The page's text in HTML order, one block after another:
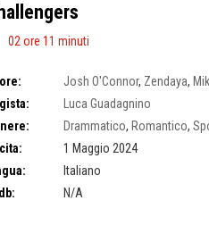
02 ore 11 minuti
Josh O'Connor, Zendaya,
Luca Guadagnino
Drammatico, Romantico,
1 Maggio 2024
Italiano
N/A